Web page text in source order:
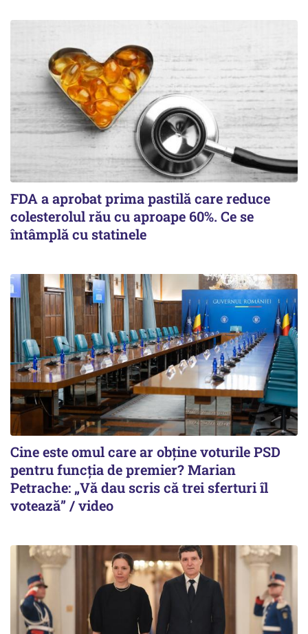
FDA a aprobat prima pastilă care reduce
colesterolul rău cu aproape 60%. Ce se
întâmplă cu statinele
Cine este omul care ar obține voturile PSD
pentru funcția de premier? Marian
Petrache: „Vă dau scris că trei sferturi îl
votează” / video